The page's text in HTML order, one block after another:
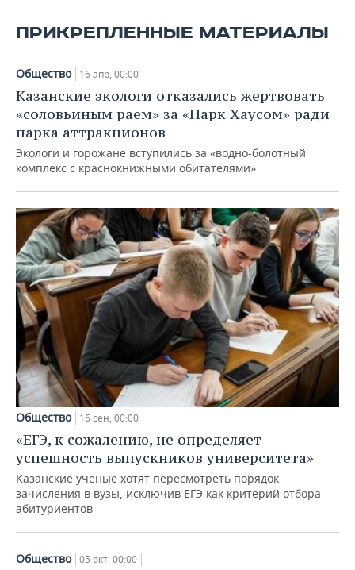
ПРИКРЕПЛЕННЫЕ МАТЕРИАЛЫ
Общество 16 апр, 00:00
Казанские экологи отказались жертвовать
«соловьиным раем» за «Парк Хаусом» ради
парка аттракционов
Экологи и горожане вступились за «водно-болотный
комплекс с краснокнижными обитателями»
Общество 16 сен, 00:00
«ЕГЭ, к сожалению, не определяет
успешность выпускников университета»
Казанские ученые хотят пересмотреть порядок
зачисления в вузы, исключив ЕГЭ как критерий отбора
абитуриентов
Общество 05 окт, 00:00